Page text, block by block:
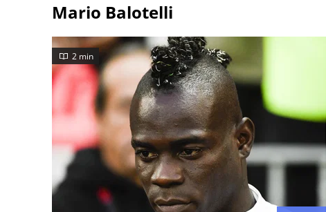
Mario Balotelli
2 min